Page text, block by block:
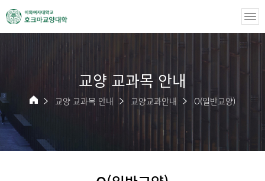
교양 교과목 안내
교양 교과목 안내 교양교과안내 O(일반교양)